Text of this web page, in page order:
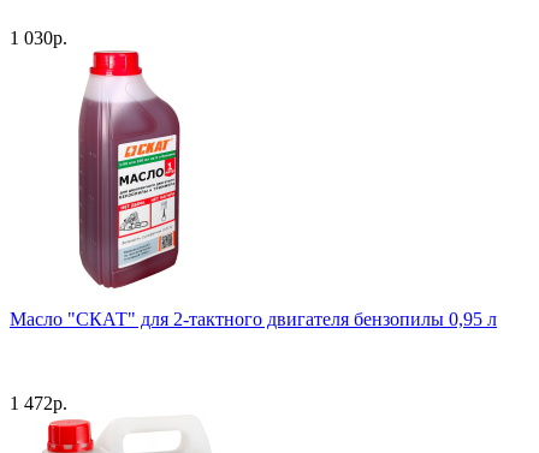
1 030р.
Масло "СКАТ" для 2-тактного двигателя бензопилы 0,95 л
1 472р.